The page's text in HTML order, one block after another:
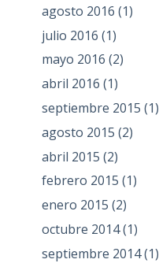
agosto 2016 (1)
julio 2016 (1)
mayo 2016 (2)
abril 2016 (1)
septiembre 2015 (1)
agosto 2015 (2)
abril 2015 (2)
febrero 2015 (1)
enero 2015 (2)
octubre 2014(1)
septiembre 2014(1)